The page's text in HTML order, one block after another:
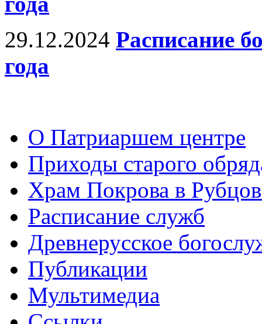
29.12.2024 Расписание
года
О Патриаршем центре
Приходы старого
Храм Покрова в
Расписание служб
Древнерусское
Публикации
Мультимедиа